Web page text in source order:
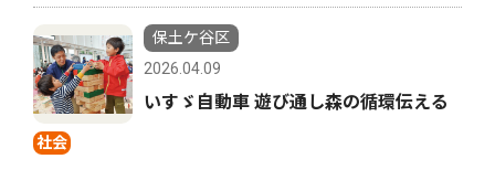
社会
保土ケ谷区
2026.04.09
いすゞ自動車 遊び通し森の循環伝える